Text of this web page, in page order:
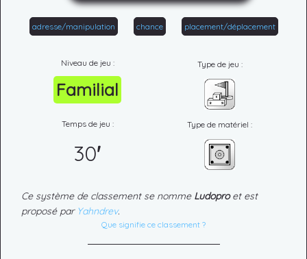
CONTACT
adresse/manipulation chance placement/déplacement
Niveau de jeu :
Familial
Type de jeu :
Temps de jeu :
30'
Type de matériel :
Ce système de classement se nomme Ludoproet est
proposé par Yahndrev.
Que signifie ce classement ?